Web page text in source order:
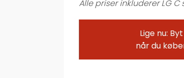
Alle priser inkluderer LG
Lige nu:
når du